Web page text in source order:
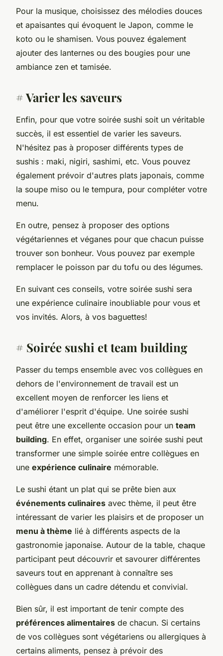
Pour la musique, choisissez des mélodies douces
et apaisantes qui évoquent le Japon, comme le
koto ou le shamisen. Vous pouvez également
ajouter des lanternes ou des bougies pour une
ambiance zen et tamisée.
# Varier les saveurs
Enfin, pour que votre soirée sushi soit un véritable
succès, il est essentiel de varier les saveurs.
N'hésitez pas à proposer différents types de
sushis : maki, nigiri, sashimi, etc. Vous pouvez
également prévoir d'autres plats japonais, comme
la soupe miso ou le tempura, pour compléter votre
menu.
En outre, pensez à proposer des options
végétariennes et véganes pour que chacun puisse
trouver son bonheur. Vous pouvez par exemple
remplacer le poisson par du tofu ou des légumes.
En suivant ces conseils, votre soirée sushi sera
une expérience culinaire inoubliable pour vous et
vos invités. Alors, à vos baguettes!
# Soirée sushi et team building
Passer du temps ensemble avec vos collègues en
dehors de l'environnement de travail est un
excellent moyen de renforcer les liens et
d'améliorer l'esprit d'équipe. Une soirée sushi
peut être une excellente occasion pour un team
building. En effet, organiser une soirée sushi peut
transformer une simple soirée entre collègues en
une expérience culinaire mémorable.
Le sushi étant un plat qui se prête bien aux
événements culinaires avec thème, il peut être
intéressant de varier les plaisirs et de proposer un
menu à thème lié à différents aspects de la
gastronomie japonaise. Autour de la table, chaque
participant peut découvrir et savourer différentes
saveurs tout en apprenant à connaître ses
collègues dans un cadre détendu et convivial.
Bien sûr, il est important de tenir compte des
préférences alimentaires de chacun. Si certains
de vos collègues sont végétariens ou allergiques à
certains aliments, pensez à prévoir des